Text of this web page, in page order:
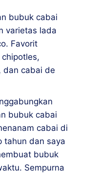
bubuk cabai
varietas lada
Favorit
dan cabai de
bubuk cabai
cabai di
tahun dan saya
bubuk
Sempurna